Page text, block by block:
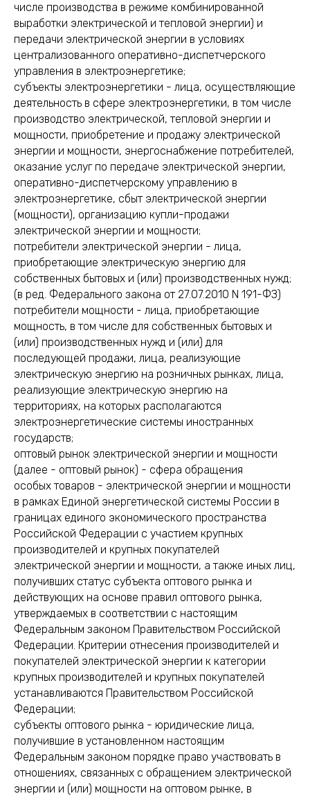
числе производства в режиме комбинированной
выработки электрической и тепловой энергии) и
передачи электрической энергии в условиях
централизованного оперативно-диспетчерского
управления в электроэнергетике;
субъекты электроэнергетики - лица, осуществляющие
деятельность в сфере электроэнергетики, в том числе
производство электрической, тепловой энергии и
мощности, приобретение и продажу электрической
энергии и мощности, энергоснабжение потребителей,
оказание услуг по передаче электрической энергии,
оперативно-диспетчерскому управлению в
электроэнергетике, сбыт электрической энергии
(мощности), организацию купли-продажи
электрической энергии и мощности;
потребители электрической энергии - лица,
приобретающие электрическую энергию для
собственных бытовых и (или) производственных нужд;
(в ред. Федерального закона от 27.07.2010 N 191-ФЗ)
потребители мощности - лица, приобретающие
мощность, в том числе для собственных бытовых и
(или) производственных нужд и (или) для
последующей продажи, лица, реализующие
электрическую энергию на розничных рынках, лица,
реализующие электрическую энергию на
территориях, на которых располагаются
электроэнергетические системы иностранных
государств;
оптовый рынок электрической энергии и мощности
(далее - оптовый рынок) - сфера обращения
особых товаров - электрической энергии и мощности
в рамках Единой энергетической системы России в
границах единого экономического пространства
Российской Федерации с участием крупных
производителей и крупных покупателей
электрической энергии и мощности, а также иных лиц,
получивших статус субъекта оптового рынка и
действующих на основе правил оптового рынка,
утверждаемых в соответствии с настоящим
Федеральным законом Правительством Российской
Федерации. Критерии отнесения производителей и
покупателей электрической энергии к категории
крупных производителей и крупных покупателей
устанавливаются Правительством Российской
Федерации;
субъекты оптового рынка - юридические лица,
получившие в установленном настоящим
Федеральным законом порядке право участвовать в
отношениях, связанных с обращением электрической
энергии и (или) мощности на оптовом рынке, в